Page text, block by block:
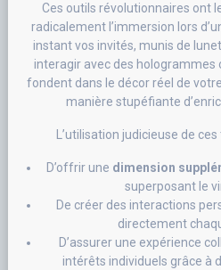
Ces outils révolutionnaires ont
radicalement l’immersion lors
instant vos invités, munis de
interagir avec des hologrammes
fondent dans le décor réel de
manière stupéfiante
L’utilisation judicieuse de
D’offrir une dimension
superposant le
De créer des interactions
directement
D’assurer une expérience
intérêts individuels grâce à